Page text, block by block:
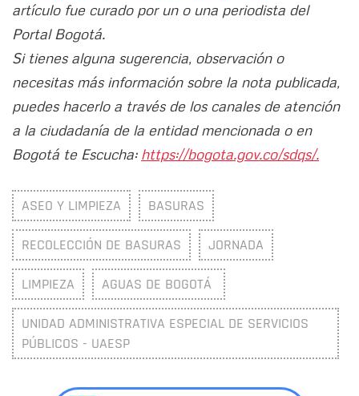
artículo fue curado por un o una periodista del
Portal Bogotá.
Si tienes alguna sugerencia, observación o
necesitas más información sobre la nota publicada,
puedes hacerlo a través de los canales de atención
a la ciudadanía de la entidad mencionada o en
Bogotá te Escucha: https://bogota.gov.co/sdqs/.
ASEO Y LIMPIEZA BASURAS
RECOLECCIÓN DE BASURAS JORNADA
LIMPIEZA AGUAS DE BOGOTÁ
UNIDAD ADMINISTRATIVA ESPECIAL DE SERVICIOS
PÚBLICOS - UAESP